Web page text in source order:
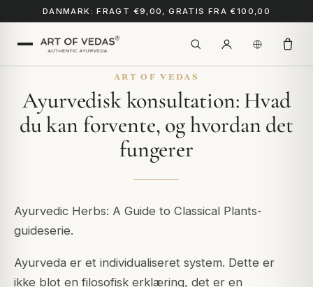
DANMARK: FRAGT €9,00, GRATIS FRA €100,00
ART OF VEDAS
Ayurvedisk konsultation: Hvad
du kan forvente, og hvordan det
fungerer
Ayurvedic Herbs: A Guide to Classical Plants-
guideserie.
Ayurveda er et individualiseret system. Dette er
ikke blot en filosofisk erklæring, det er en